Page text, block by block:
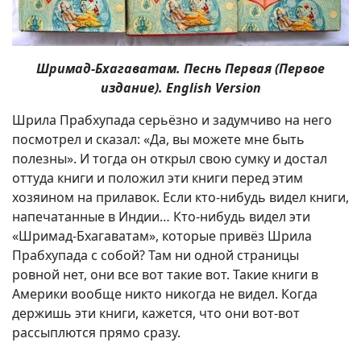
Шримад-Бхагаватам. Песнь Первая (Первое
издание). English Version
Шрила Прабхупада серьёзно и задумчиво на него
посмотрел и сказал: «Да, вы можете мне быть
полезны». И тогда он открыл свою сумку и достал
оттуда книги и положил эти книги перед этим
хозяином на прилавок. Если кто-нибудь видел книги,
напечатанные в Индии… Кто-нибудь видел эти
«Шримад-Бхагаватам», которые привёз Шрила
Прабхупада с собой? Там ни одной страницы
ровной нет, они все вот такие вот. Такие книги в
Америки вообще никто никогда не видел. Когда
держишь эти книги, кажется, что они вот-вот
рассыплются прямо сразу.